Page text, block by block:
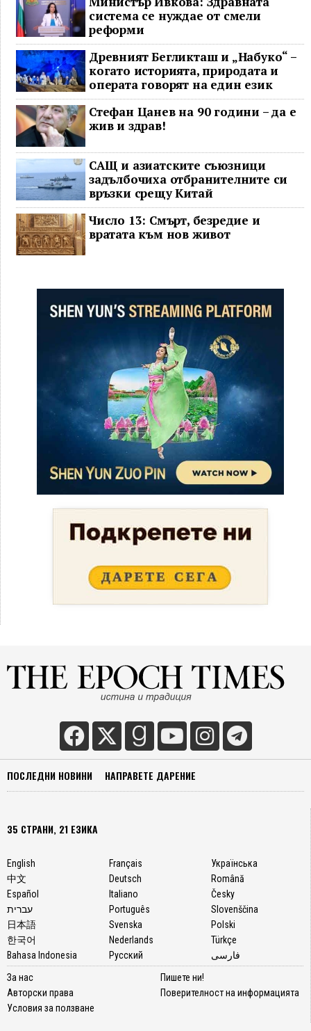
система се нуждае от смели
реформи
Древният Бегликташ и „Набуко“ –
когато историята, природата и
операта говорят на един език
Стефан Цанев на 90 години – да е
жив и здрав!
САЩ и азиатските съюзници
задълбочиха отбранителните си
връзки срещу Китай
Число 13: Смърт, безредие и
вратата към нов живот
ПОСЛЕДНИ НОВИНИ НАПРАВЕТЕ ДАРЕНИЕ
35 СТРАНИ, 21 ЕЗИКА
English
中文
Español
עברית
日本語
한국어
Bahasa Indonesia
Français
Deutsch
Italiano
Português
Svenska
Nederlands
Русский
Українська
Română
Česky
Slovenščina
Polski
Türkçe
فارسی
За нас
Авторски права
Условия за ползване
Пишете ни!
Поверителност на информацията